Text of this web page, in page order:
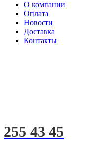
О компании
Оплата
Новости
Доставка
Контакты
255 43 45